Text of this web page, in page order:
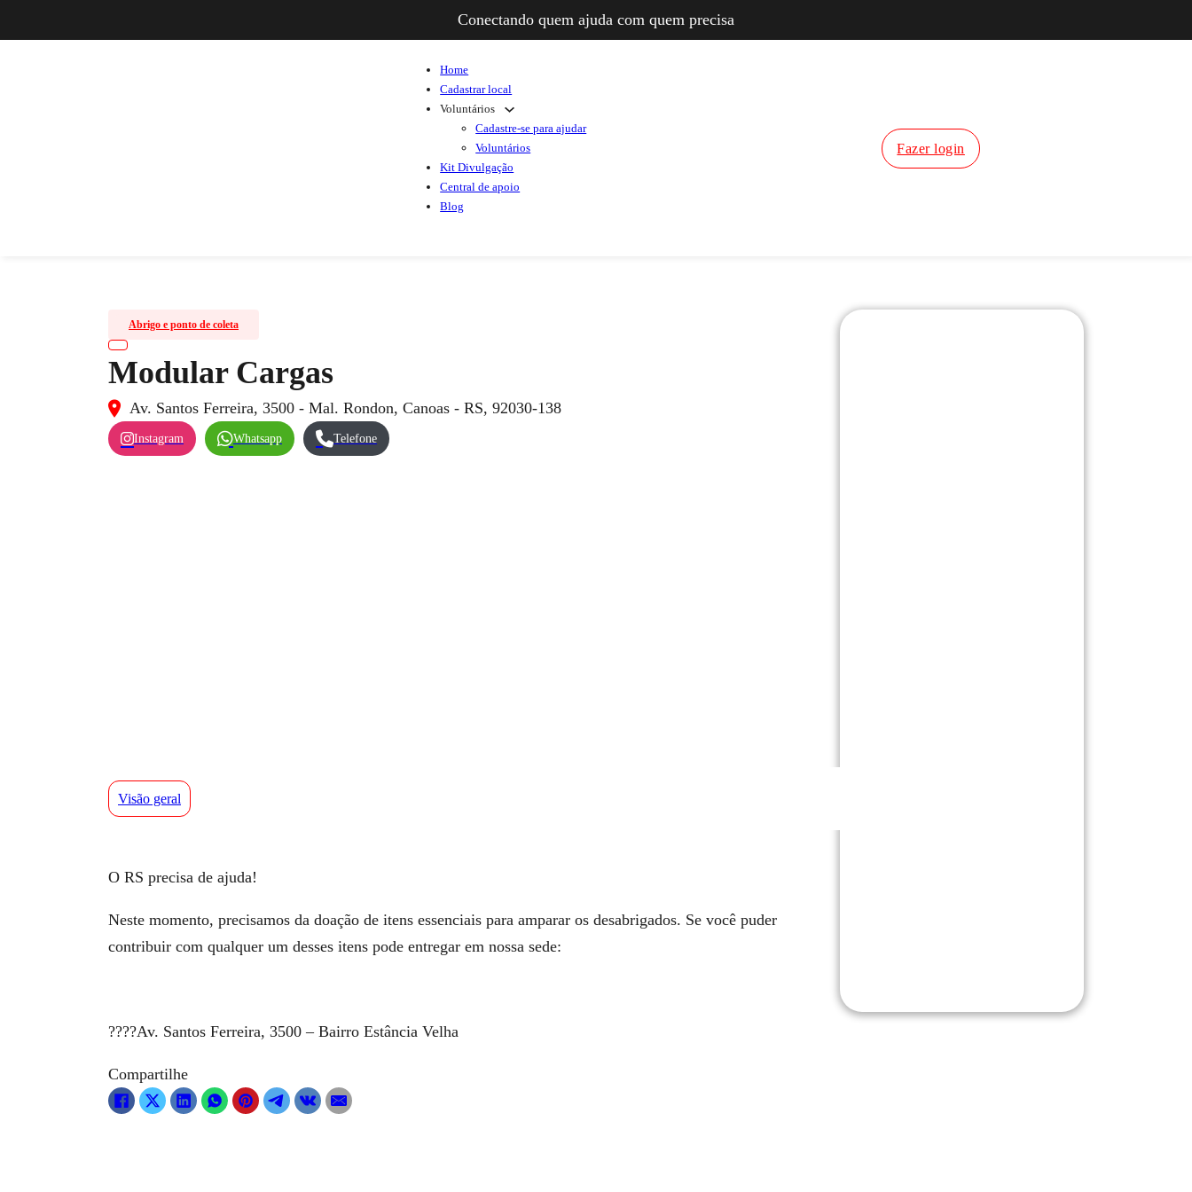
Conectando quem ajuda com quem precisa
Home
Cadastrar local
Voluntários
Cadastre-se para ajudar
Voluntários
Kit Divulgação
Central de apoio
Blog
Fazer login
Abrigo e ponto de coleta
Modular Cargas
Av. Santos Ferreira, 3500 - Mal. Rondon, Canoas - RS, 92030-138
Instagram Whatsapp Telefone
Visão geral
O RS precisa de ajuda!
Neste momento, precisamos da doação de itens essenciais para amparar os desabrigados. Se você puder
contribuir com qualquer um desses itens pode entregar em nossa sede:
????Av. Santos Ferreira, 3500 – Bairro Estância Velha
Compartilhe